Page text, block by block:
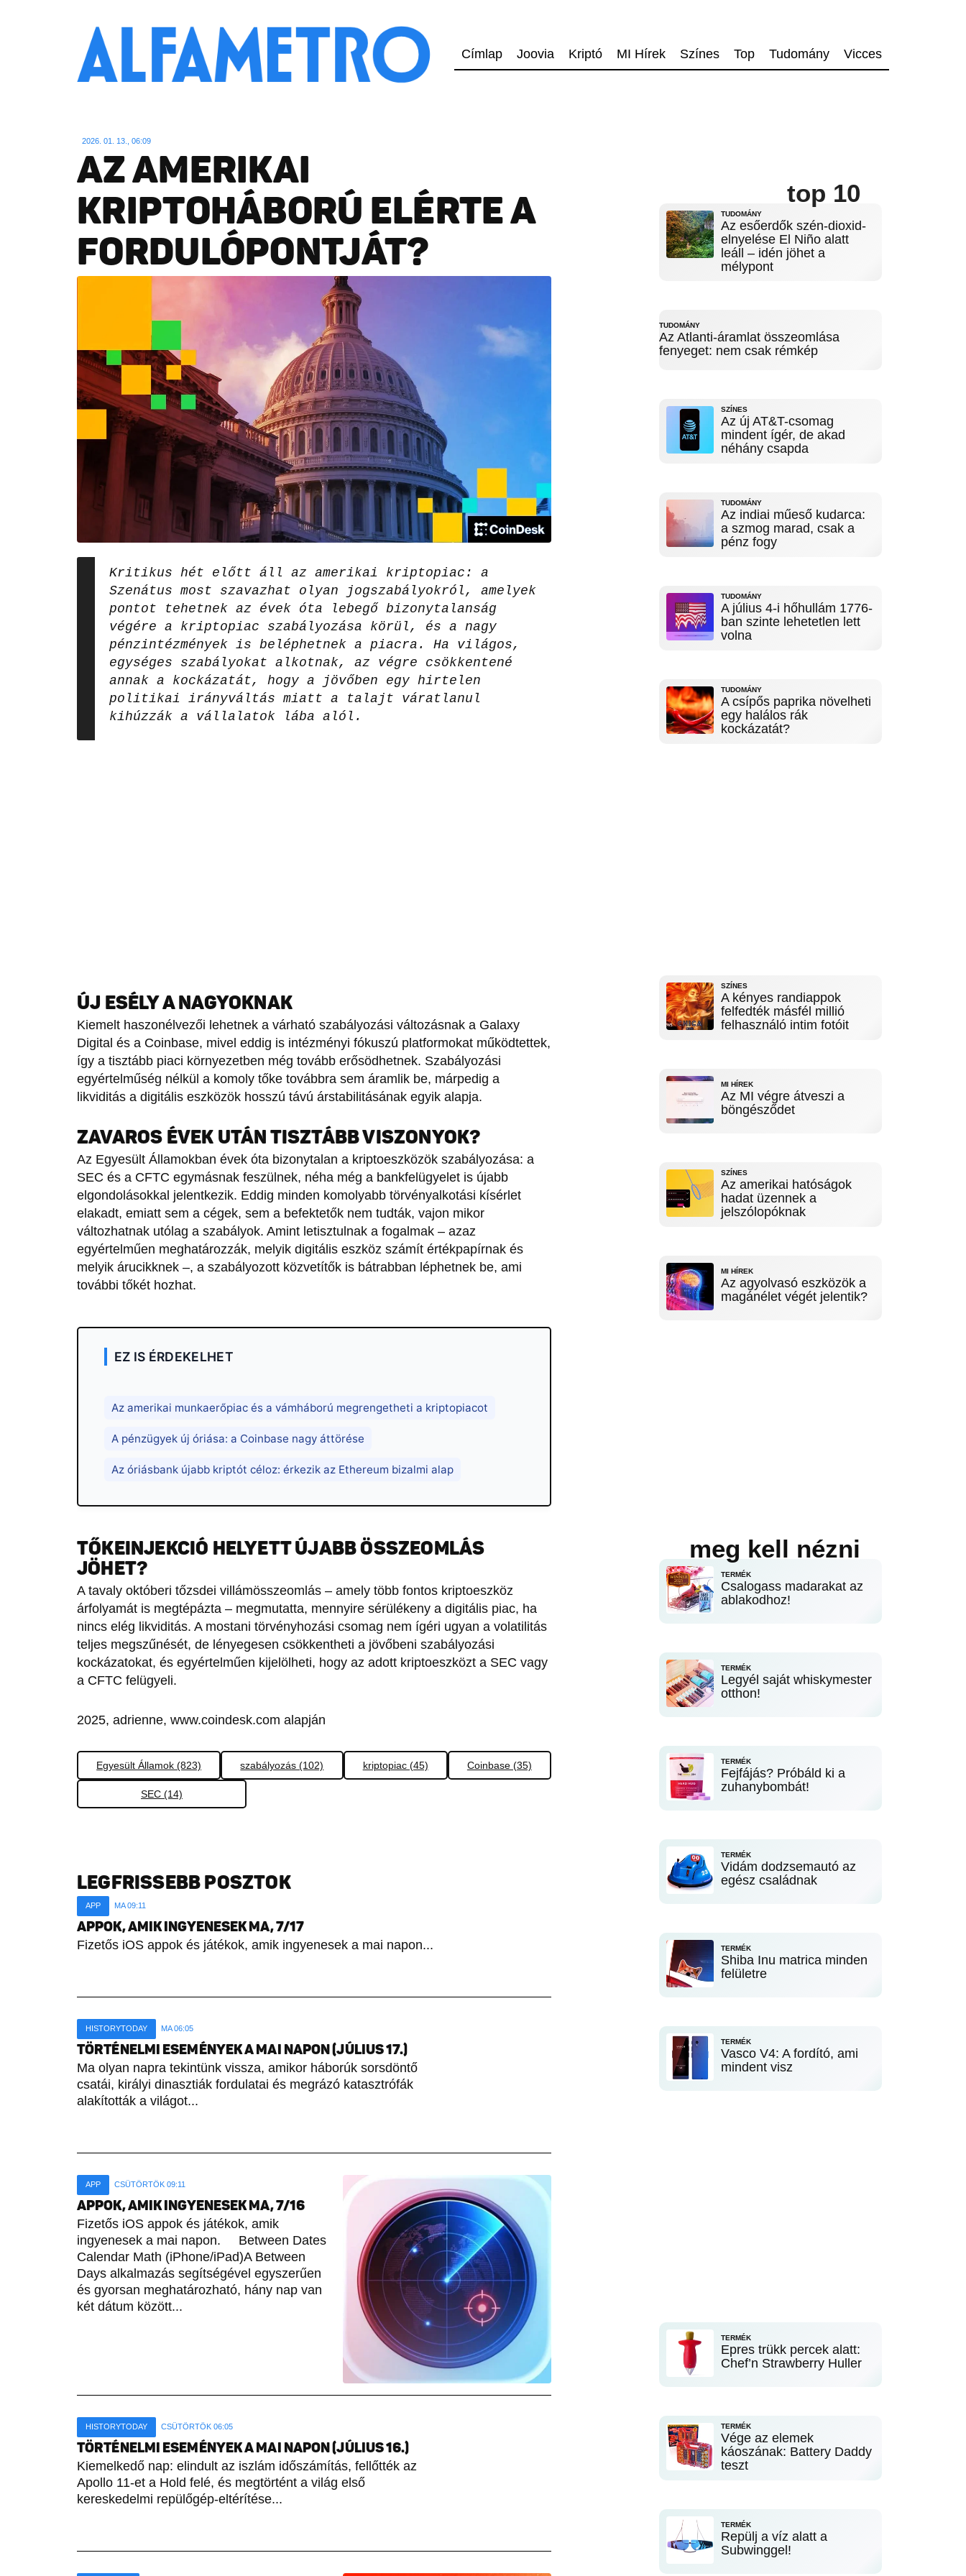
Címlap Joovia Kriptó MI Hírek Színes Top Tudomány Vicces
2026. 01. 13., 06:09
AZ AMERIKAI
KRIPTOHÁBORÚ ELÉRTE A
FORDULÓPONTJÁT?
Kritikus hét előtt áll az amerikai kriptopiac: a
Szenátus most szavazhat olyan jogszabályokról, amelyek
pontot tehetnek az évek óta lebegő bizonytalanság
végére a kriptopiac szabályozása körül, és a nagy
pénzintézmények is beléphetnek a piacra. Ha világos,
egységes szabályokat alkotnak, az végre csökkentené
annak a kockázatát, hogy a jövőben egy hirtelen
politikai irányváltás miatt a talajt váratlanul
kihúzzák a vállalatok lába alól.
ÚJ ESÉLY A NAGYOKNAK
Kiemelt haszonélvezői lehetnek a várható szabályozási változásnak a Galaxy
Digital és a Coinbase, mivel eddig is intézményi fókuszú platformokat működtettek,
így a tisztább piaci környezetben még tovább erősödhetnek. Szabályozási
egyértelműség nélkül a komoly tőke továbbra sem áramlik be, márpedig a
likviditás a digitális eszközök hosszú távú árstabilitásának egyik alapja.
ZAVAROS ÉVEK UTÁN TISZTÁBB VISZONYOK?
Az Egyesült Államokban évek óta bizonytalan a kriptoeszközök szabályozása: a
SEC és a CFTC egymásnak feszülnek, néha még a bankfelügyelet is újabb
elgondolásokkal jelentkezik. Eddig minden komolyabb törvényalkotási kísérlet
elakadt, emiatt sem a cégek, sem a befektetők nem tudták, vajon mikor
változhatnak utólag a szabályok. Amint letisztulnak a fogalmak – azaz
egyértelműen meghatározzák, melyik digitális eszköz számít értékpapírnak és
melyik árucikknek –, a szabályozott közvetítők is bátrabban léphetnek be, ami
további tőkét hozhat.
EZ IS ÉRDEKELHET
Az amerikai munkaerőpiac és a vámháború megrengetheti a kriptopiacot
A pénzügyek új óriása: a Coinbase nagy áttörése
Az óriásbank újabb kriptót céloz: érkezik az Ethereum bizalmi alap
TŐKEINJEKCIÓ HELYETT ÚJABB ÖSSZEOMLÁS
JÖHET?
A tavaly októberi tőzsdei villámösszeomlás – amely több fontos kriptoeszköz
árfolyamát is megtépázta – megmutatta, mennyire sérülékeny a digitális piac, ha
nincs elég likviditás. A mostani törvényhozási csomag nem ígéri ugyan a volatilitás
teljes megszűnését, de lényegesen csökkentheti a jövőbeni szabályozási
kockázatokat, és egyértelműen kijelölheti, hogy az adott kriptoeszközt a SEC vagy
a CFTC felügyeli.
2025, adrienne, www.coindesk.com alapján
Egyesült Államok (823) szabályozás (102) kriptopiac (45) Coinbase (35)
SEC (14)
LEGFRISSEBB POSZTOK
APP MA 09:11
APPOK, AMIK INGYENESEK MA, 7/17
Fizetős iOS appok és játékok, amik ingyenesek a mai napon...
HISTORYTODAY MA 06:05
TÖRTÉNELMI ESEMÉNYEK A MAI NAPON (JÚLIUS 17.)
Ma olyan napra tekintünk vissza, amikor háborúk sorsdöntő
csatái, királyi dinasztiák fordulatai és megrázó katasztrófák
alakították a világot...
APP CSÜTÖRTÖK 09:11
APPOK, AMIK INGYENESEK MA, 7/16
Fizetős iOS appok és játékok, amik
ingyenesek a mai napon. Between Dates
Calendar Math (iPhone/iPad)A Between
Days alkalmazás segítségével egyszerűen
és gyorsan meghatározható, hány nap van
két dátum között...
HISTORYTODAY CSÜTÖRTÖK 06:05
TÖRTÉNELMI ESEMÉNYEK A MAI NAPON (JÚLIUS 16.)
Kiemelkedő nap: elindult az iszlám időszámítás, fellőtték az
Apollo 11-et a Hold felé, és megtörtént a világ első
kereskedelmi repülőgép-eltérítése...
top 10
TUDOMÁNY
Az esőerdők szén-dioxid-
elnyelése El Niño alatt
leáll – idén jöhet a
mélypont
TUDOMÁNY
Az Atlanti-áramlat összeomlása
fenyeget: nem csak rémkép
SZÍNES
Az új AT&T-csomag
mindent ígér, de akad
néhány csapda
TUDOMÁNY
Az indiai műeső kudarca:
a szmog marad, csak a
pénz fogy
TUDOMÁNY
A július 4-i hőhullám 1776-
ban szinte lehetetlen lett
volna
TUDOMÁNY
A csípős paprika növelheti
egy halálos rák
kockázatát?
SZÍNES
A kényes randiappok
felfedték másfél millió
felhasználó intim fotóit
MI HÍREK
Az MI végre átveszi a
böngésződet
SZÍNES
Az amerikai hatóságok
hadat üzennek a
jelszólopóknak
MI HÍREK
Az agyolvasó eszközök a
magánélet végét jelentik?
meg kell nézni
TERMÉK
Csalogass madarakat az
ablakodhoz!
TERMÉK
Legyél saját whiskymester
otthon!
TERMÉK
Fejfájás? Próbáld ki a
zuhanybombát!
TERMÉK
Vidám dodzsemautó az
egész családnak
TERMÉK
Shiba Inu matrica minden
felületre
TERMÉK
Vasco V4: A fordító, ami
mindent visz
TERMÉK
Epres trükk percek alatt:
Chef’n Strawberry Huller
TERMÉK
Vége az elemek
káoszának: Battery Daddy
teszt
TERMÉK
Repülj a víz alatt a
Subwinggel!